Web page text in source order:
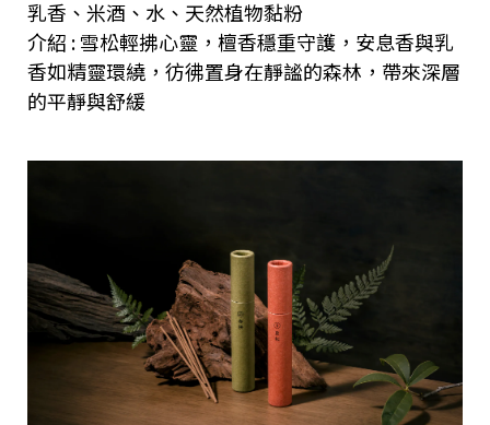
乳香、米酒、水、天然植物黏粉
介紹 : 雪松輕拂心靈，檀香穩重守護，安息香與乳
香如精靈環繞，彷彿置身在靜謐的森林，帶來深層
的平靜與舒緩